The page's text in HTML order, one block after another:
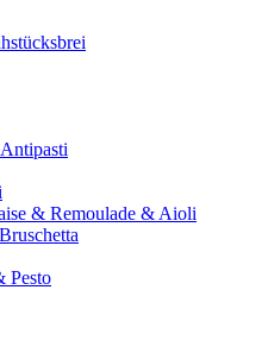
& Remoulade & Aioli
Pesto